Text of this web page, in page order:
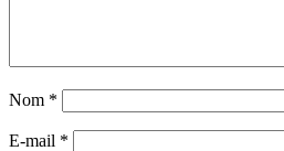
Nom *
E-mail *